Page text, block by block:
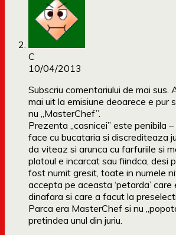
C
10/04/2013
Subscriu comentariului de mai sus.
mai uit la emisiune deoarece e pur
nu „MasterChef”.
Prezenta „casnicei” este penibila
face cu bucataria si discrediteaza
da viteaz si arunca cu farfuriile si
platoul e incarcat sau fiindca, desi
fost numit gresit, toate in numele
accepta pe aceasta ‘petarda’ care
dinafara si care a facut la
Parca era MasterChef si nu
pretindea unul din juriu.